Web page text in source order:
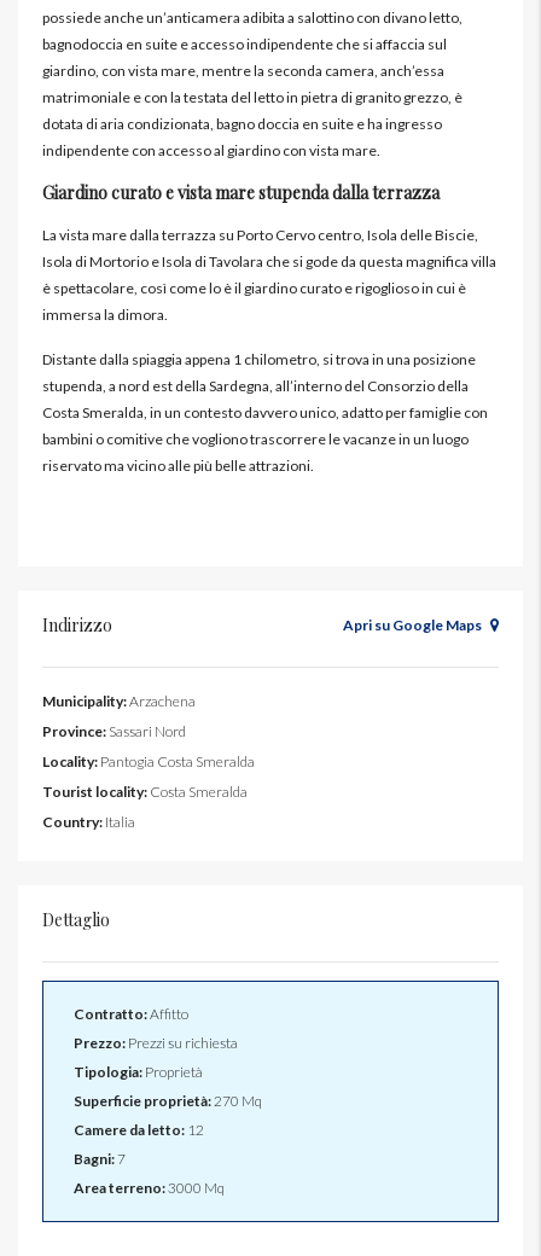
possiede anche un’anticamera adibita a salottino con divano letto,
bagnodoccia en suite e accesso indipendente che si affaccia sul
giardino, con vista mare, mentre la seconda camera, anch’essa
matrimoniale e con la testata del letto in pietra di granito grezzo, è
dotata di aria condizionata, bagno doccia en suite e ha ingresso
indipendente con accesso al giardino con vista mare.
Giardino curato e vista mare stupenda dalla terrazza
La vista mare dalla terrazza su Porto Cervo centro, Isola delle Biscie,
Isola di Mortorio e Isola di Tavolara che si gode da questa magnifica villa
è spettacolare, così come lo è il giardino curato e rigoglioso in cui è
immersa la dimora.
Distante dalla spiaggia appena 1 chilometro, si trova in una posizione
stupenda, a nord est della Sardegna, all’interno del Consorzio della
Costa Smeralda, in un contesto davvero unico, adatto per famiglie con
bambini o comitive che vogliono trascorrere le vacanze in un luogo
riservato ma vicino alle più belle attrazioni.
Indirizzo Apri su Google Maps
Municipality:Arzachena
Province: Sassari Nord
Locality: Pantogia Costa Smeralda
Tourist locality: Costa Smeralda
Country: Italia
Dettaglio
Contratto:Affitto
Prezzo: Prezzi su richiesta
Tipologia: Proprietà
Superficie proprietà:270 Mq
Camere da letto: 12
Bagni: 7
Area terreno:3000 Mq